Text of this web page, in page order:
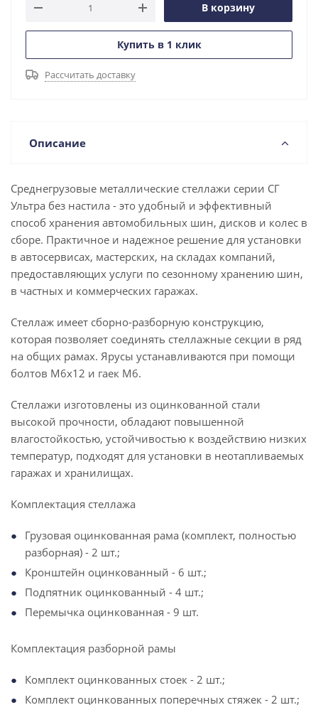
В корзину
Купить в 1 клик
Рассчитать доставку
Описание
Среднегрузовые металлические стеллажи серии СГ
Ультра без настила - это удобный и эффективный
способ хранения автомобильных шин, дисков и колес в
сборе. Практичное и надежное решение для установки
в автосервисах, мастерских, на складах компаний,
предоставляющих услуги по сезонному хранению шин,
в частных и коммерческих гаражах.
Стеллаж имеет сборно-разборную конструкцию,
которая позволяет соединять стеллажные секции в ряд
на общих рамах. Ярусы устанавливаются при помощи
болтов М6х12 и гаек М6.
Стеллажи изготовлены из оцинкованной стали
высокой прочности, обладают повышенной
влагостойкостью, устойчивостью к воздействию низких
температур, подходят для установки в неотапливаемых
гаражах и хранилищах.
Комплектация стеллажа
Грузовая оцинкованная рама (комплект, полностью
разборная) - 2 шт.;
Кронштейн оцинкованный - 6 шт.;
Подпятник оцинкованный - 4 шт.;
Перемычка оцинкованная - 9 шт.
Комплектация разборной рамы
Комплект оцинкованных стоек - 2 шт.;
Комплект оцинкованных поперечных стяжек - 2 шт.;